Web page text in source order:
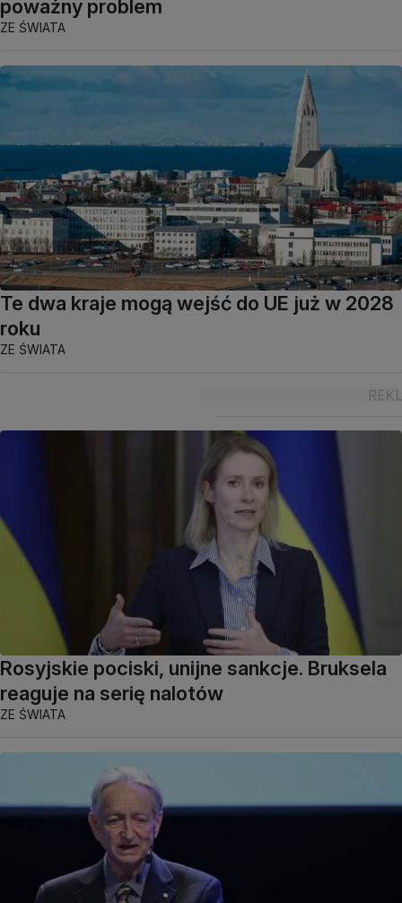
poważny problem
ZE ŚWIATA
Te dwa kraje mogą wejść do UE już w 2028
roku
ZE ŚWIATA
Rosyjskie pociski, unijne sankcje. Bruksela
reaguje na serię nalotów
ZE ŚWIATA